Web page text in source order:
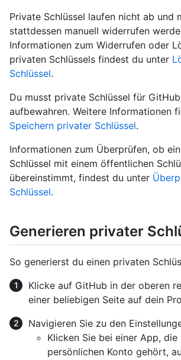
Private Schlüssel laufen nicht ab und
stattdessen manuell widerrufen
Informationen zum Widerrufen oder
privaten Schlüssels findest du unter
Schlüssel.
Du musst private Schlüssel für
aufbewahren. Weitere Informationen
Speichern privater Schlüssel.
Informationen zum Überprüfen, ob
Schlüssel mit einem öffentlichen
übereinstimmt, findest du unter
Schlüssel.
Generieren privater
So generierst du einen privaten
Klicke auf GitHub in der oberen
einer beliebigen Seite auf dein
Navigieren Sie zu den
Klicken Sie bei einer App, die
persönlichen Konto gehört,